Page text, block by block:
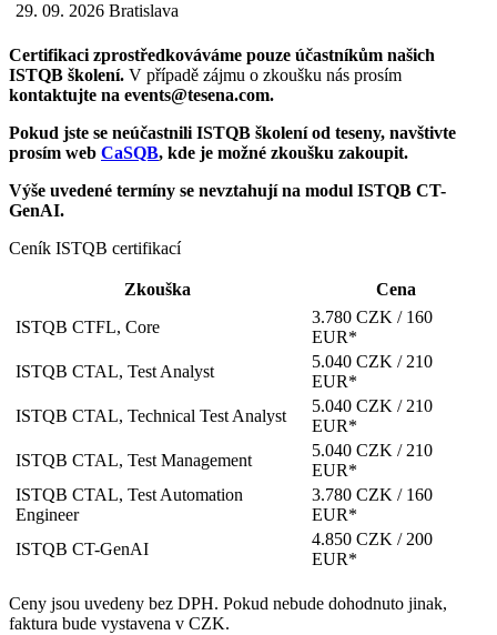
29. 09. 2026 Bratislava
Certifikaci zprostředkováváme pouze účastníkům našich
ISTQB školení. V případě zájmu o zkoušku nás prosím
kontaktujte na events@tesena.com.
Pokud jste se neúčastnili ISTQB školení od teseny, navštivte
prosím web CaSQB, kde je možné zkoušku zakoupit.
Výše uvedené termíny se nevztahují na modul ISTQB CT-
GenAI.
Ceník ISTQB certifikací
Zkouška
Cena
ISTQB CTFL, Core
3.780 CZK / 160
EUR*
ISTQB CTAL, Test Analyst
5.040 CZK / 210
EUR*
ISTQB CTAL, Technical Test Analyst
5.040 CZK / 210
EUR*
ISTQB CTAL, Test Management
5.040 CZK / 210
EUR*
ISTQB CTAL, Test Automation
Engineer
3.780 CZK / 160
EUR*
ISTQB CT-GenAI
4.850 CZK / 200
EUR*
Ceny jsou uvedeny bez DPH. Pokud nebude dohodnuto jinak,
faktura bude vystavena v CZK.